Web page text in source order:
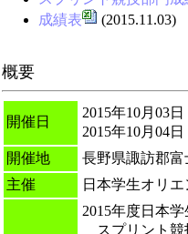
成績表
(2015.11.03)
概要
開催日
2015年10月03
2015年10月04
開催地
長野県諏訪郡富
主催
日本学生オリ
2015年度日本
スプリント競